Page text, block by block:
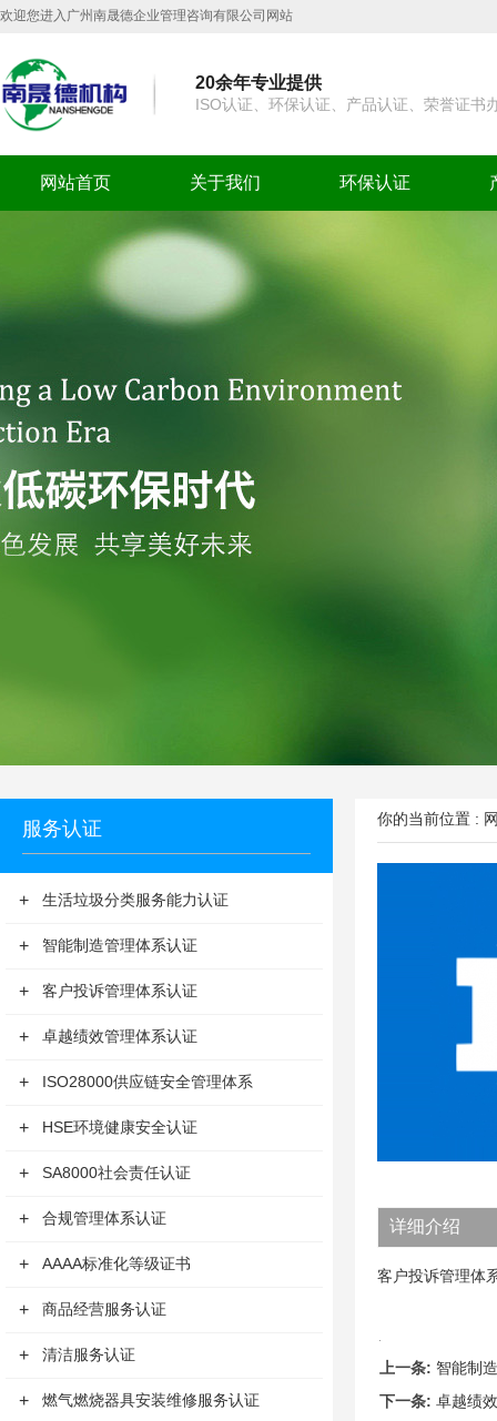
欢迎您进入广州南晟德企业管理咨询有限公司网站
20余年专业提供
ISO认证、环保认证、产品认证、荣誉证书
网站首页 关于我们 环保认证
服务认证
+ 生活垃圾分类服务能力认证
+ 智能制造管理体系认证
+ 客户投诉管理体系认证
+ 卓越绩效管理体系认证
+ ISO28000供应链安全管理体系
+ HSE环境健康安全认证
+ SA8000社会责任认证
+ 合规管理体系认证
+ AAAA标准化等级证书
+ 商品经营服务认证
+ 清洁服务认证
+ 燃气燃烧器具安装维修服务认证
你的当前位置 :
详细介绍
客户投诉管理体
上一条: 智能制
下一条: 卓越绩